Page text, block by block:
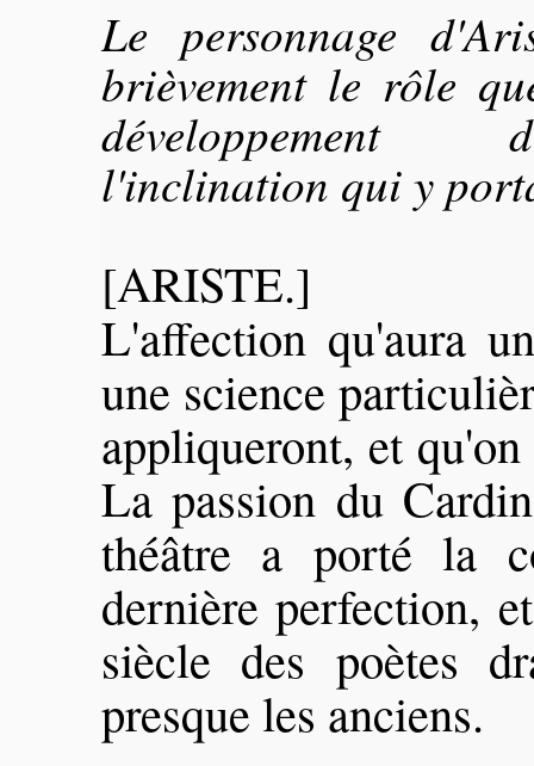
Le personnage
brièvement le rôle
l'inclination qui y
[ARISTE.]
L'affection qu'aura
une science
appliqueront, et
La passion du
théâtre a porté la
dernière perfection,
siècle des poètes
presque les anciens.